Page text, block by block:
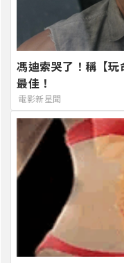
馮迪索哭了！稱【
最佳！
電影新星聞